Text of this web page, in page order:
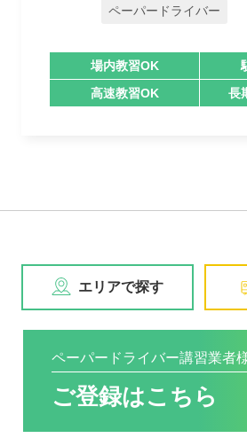
ペーパードライバー
場内教習OK
高速教習OK
長
エリアで探す
ペーパードライバー講習業者
ご登録はこちら